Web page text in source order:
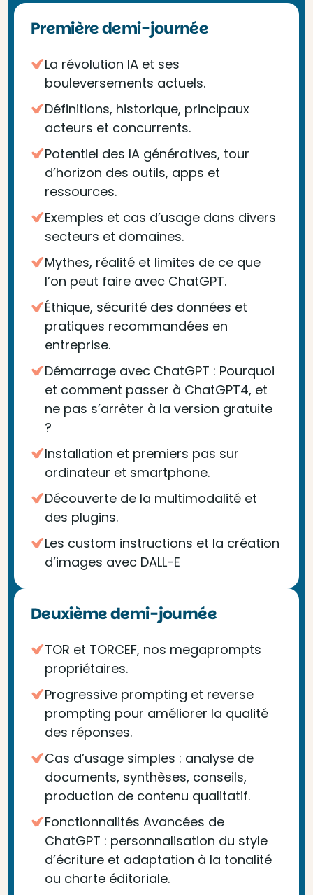
Première demi-journée
La révolution IA et ses
bouleversements actuels.
Définitions, historique, principaux
acteurs et concurrents.
Potentiel des IA génératives, tour
d’horizon des outils, apps et
ressources.
Exemples et cas d’usage dans divers
secteurs et domaines.
Mythes, réalité et limites de ce que
l’on peut faire avec ChatGPT.
Éthique, sécurité des données et
pratiques recommandées en
entreprise.
Démarrage avec ChatGPT : Pourquoi
et comment passer à ChatGPT4, et
ne pas s’arrêter à la version gratuite
?
Installation et premiers pas sur
ordinateur et smartphone.
Découverte de la multimodalité et
des plugins.
Les custom instructions et la création
d’images avec DALL-E
Deuxième demi-journée
TOR et TORCEF, nos megaprompts
propriétaires.
Progressive prompting et reverse
prompting pour améliorer la qualité
des réponses.
Cas d’usage simples : analyse de
documents, synthèses, conseils,
production de contenu qualitatif.
Fonctionnalités Avancées de
ChatGPT : personnalisation du style
d’écriture et adaptation à la tonalité
ou charte éditoriale.